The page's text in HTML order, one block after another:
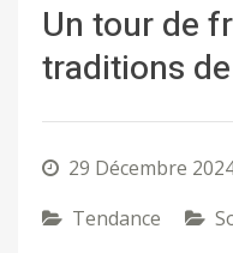
Un tour de
traditions
29 Décembre
Tendance